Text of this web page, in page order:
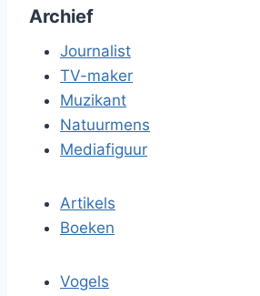
Archief
Journalist
TV-maker
Muzikant
Natuurmens
Mediafiguur
Artikels
Boeken
Vogels